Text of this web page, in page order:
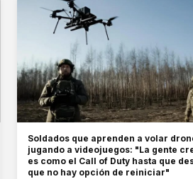
Soldados que aprenden a volar
jugando a videojuegos: "La gente
es como el Call of Duty hasta que
que no hay opción de reiniciar"